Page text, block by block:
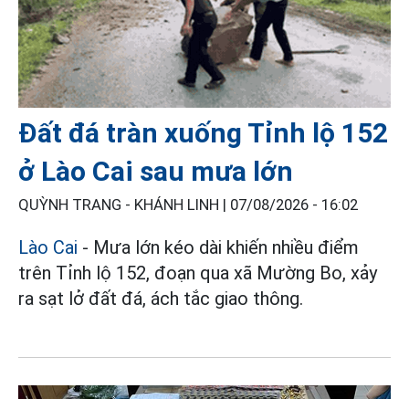
Đất đá tràn xuống Tỉnh lộ 152
ở Lào Cai sau mưa lớn
QUỲNH TRANG - KHÁNH LINH | 07/08/2026 - 16:02
Lào Cai - Mưa lớn kéo dài khiến nhiều điểm
trên Tỉnh lộ 152, đoạn qua xã Mường Bo, xảy
ra sạt lở đất đá, ách tắc giao thông.